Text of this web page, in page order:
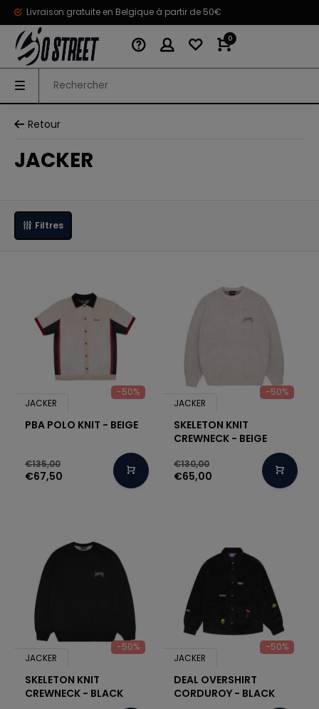
Livraison gratuite en Belgique à partir de 50€
0
Retour
JACKER
Filtres
-50%
JACKER
PBA POLO KNIT - BEIGE
€135,00
€67,50
-50%
JACKER
SKELETON KNIT
CREWNECK - BEIGE
€130,00
€65,00
-50%
JACKER
SKELETON KNIT
CREWNECK - BLACK
-50%
JACKER
DEAL OVERSHIRT
CORDUROY - BLACK